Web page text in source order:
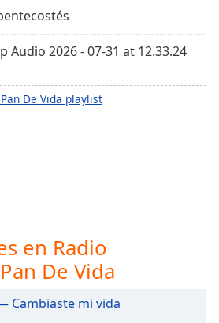
Audio 2026 - 07-31 at 12.33.24
De Vida playlist
en Radio
De Vida
Cambiaste mi vida